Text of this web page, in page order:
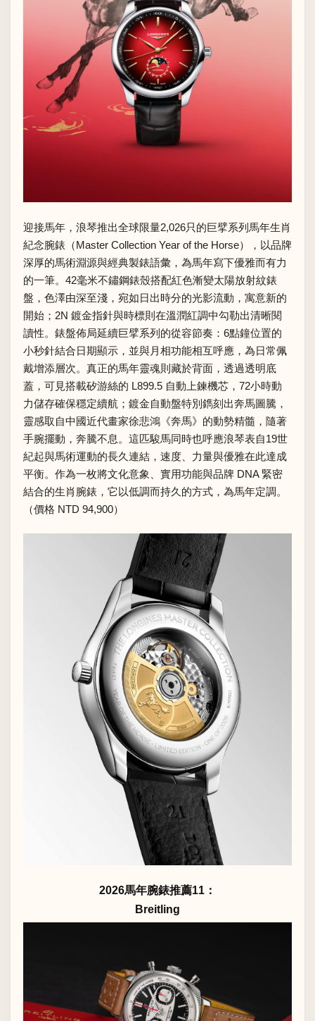
迎接馬年，浪琴推出全球限量2,026只的巨擘系列馬年生肖
紀念腕錶（Master Collection Year of the Horse），以品牌
深厚的馬術淵源與經典製錶語彙，為馬年寫下優雅而有力
的一筆。42毫米不鏽鋼錶殼搭配紅色漸變太陽放射紋錶
盤，色澤由深至淺，宛如日出時分的光影流動，寓意新的
開始；2N 鍍金指針與時標則在溫潤紅調中勾勒出清晰閱
讀性。錶盤佈局延續巨擘系列的從容節奏：6點鐘位置的
小秒針結合日期顯示，並與月相功能相互呼應，為日常佩
戴增添層次。真正的馬年靈魂則藏於背面，透過透明底
蓋，可見搭載矽游絲的 L899.5 自動上鍊機芯，72小時動
力儲存確保穩定續航；鍍金自動盤特別鐫刻出奔馬圖騰，
靈感取自中國近代畫家徐悲鴻《奔馬》的動勢精髓，隨著
手腕擺動，奔騰不息。這匹駿馬同時也呼應浪琴表自19世
紀起與馬術運動的長久連結，速度、力量與優雅在此達成
平衡。作為一枚將文化意象、實用功能與品牌 DNA 緊密
結合的生肖腕錶，它以低調而持久的方式，為馬年定調。
（價格 NTD 94,900）
2026馬年腕錶推薦11：
Breitling